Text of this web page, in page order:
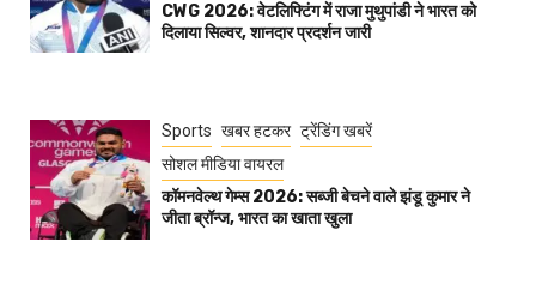
CWG 2026: वेटलिफ्टिंग में राजा मुथुपांडी ने भारत को
दिलाया सिल्वर, शानदार प्रदर्शन जारी
Sports खबर हटकर ट्रेंडिंग खबरें
सोशल मीडिया वायरल
कॉमनवेल्थ गेम्स 2026: सब्जी बेचने वाले झंडू कुमार ने
जीता ब्रॉन्ज, भारत का खाता खुला